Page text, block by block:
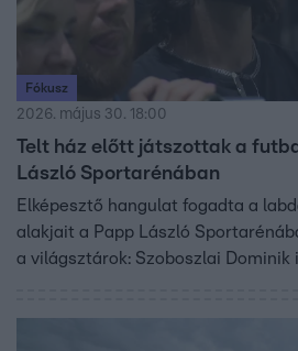
Fókusz
2026. május 30. 18:00
Telt ház előtt játszottak a
László Sportarénában
Elképesztő hangulat fogadta a
alakjait a Papp László
a világsztárok: Szoboszlai